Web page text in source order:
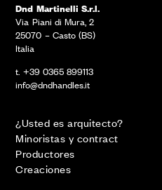
Dnd Martinelli S.r.l.
Via Piani di Mura, 2
25070 – Casto (BS)
Italia
t. +39 0365 899113
info@dndhandles.it
¿Usted es arquitecto?
Minoristas y contract
Productores
Creaciones